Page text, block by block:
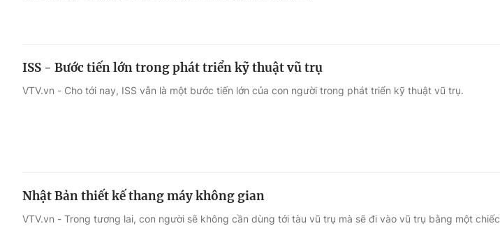
ISS - Bước tiến lớn trong phát triển kỹ thuật vũ trụ
VTV.vn - Cho tới nay, ISS vẫn là một bước tiến lớn của con người trong phát triển kỹ thuật vũ trụ.
Nhật Bản thiết kế thang máy không gian
VTV.vn - Trong tương lai, con người sẽ không cần dùng tới tàu vũ trụ mà sẽ đi vào vũ trụ bằng một chiếc